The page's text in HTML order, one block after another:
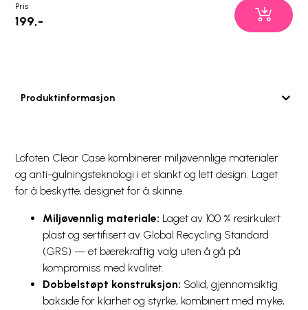
Pris
199,-
Produktinformasjon
Lofoten Clear Case kombinerer miljøvennlige materialer
og anti-gulningsteknologi i et slankt og lett design. Laget
for å beskytte, designet for å skinne.
Miljøvennlig materiale: Laget av 100 % resirkulert
plast og sertifisert av Global Recycling Standard
(GRS) — et bærekraftig valg uten å gå på
kompromiss med kvalitet.
Dobbelstøpt konstruksjon: Solid, gjennomsiktig
bakside for klarhet og styrke, kombinert med myke,